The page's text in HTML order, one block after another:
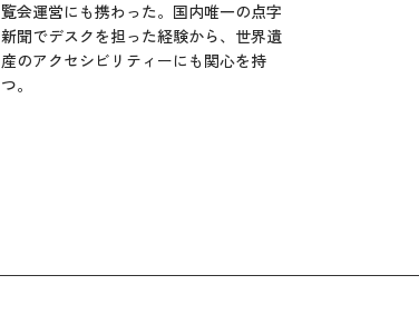
覧会運営にも携わった。国内唯一の点字
新聞でデスクを担った経験から、世界遺
産のアクセシビリティーにも関心を持
つ。